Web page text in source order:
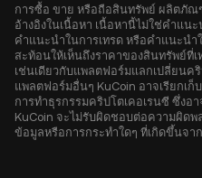
การซื้อ ขาย หรือถือสินทรัพย์ ผลิตภัณ
อ้างอิงในเนื้อหา เนื้อหานี้ไม่ใช่คำแน
คำแนะนำในการเทรด หรือคำแนะน
สะท้อนให้เห็นถึงราคาของสินทรัพย์ที่
เช่นเดียวกับแพลตฟอร์มแลกเปลี่ยนค
แพลตฟอร์มอื่นๆ KuCoin อาจเรียกเ
การทำธุรกรรมคริปโตเคอเรนซี ซึ่งอ
KuCoin จะไม่รับผิดชอบต่อความผิดพ
ข้อมูลหรือการกระทำใดๆ ที่เกิดขึ้นจา